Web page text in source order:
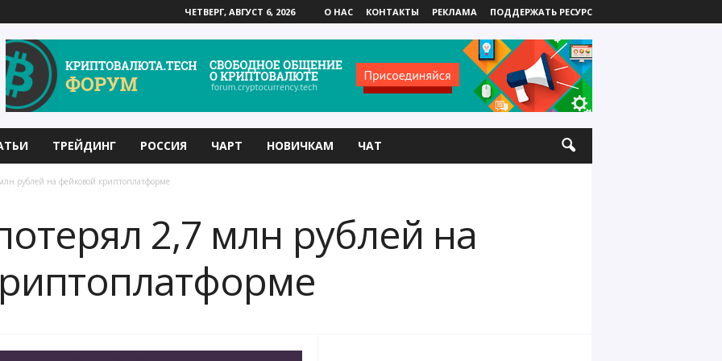
ЧЕТВЕРГ, АВГУСТ 6, 2026 О НАС КОНТАКТЫ РЕКЛАМА ПОДДЕРЖАТЬ РЕСУРС
ТРЕЙДИНГ РОССИЯ ЧАРТ НОВИЧКАМ ЧАТ
рублей на фейковой криптоплатформе
2,7 млн рублей на